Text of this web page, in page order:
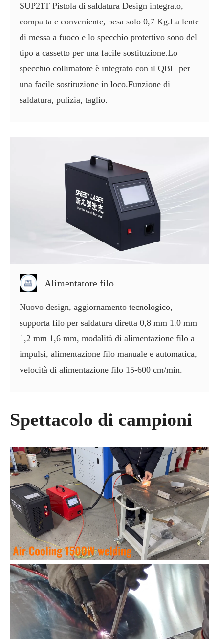
SUP21T Pistola di saldatura Design integrato,
compatta e conveniente, pesa solo 0,7 Kg.La lente
di messa a fuoco e lo specchio protettivo sono del
tipo a cassetto per una facile sostituzione.Lo
specchio collimatore è integrato con il QBH per
una facile sostituzione in loco.Funzione di
saldatura, pulizia, taglio.
Alimentatore filo
Nuovo design, aggiornamento tecnologico,
supporta filo per saldatura diretta 0,8 mm 1,0 mm
1,2 mm 1,6 mm, modalità di alimentazione filo a
impulsi, alimentazione filo manuale e automatica,
velocità di alimentazione filo 15-600 cm/min.
Spettacolo di campioni